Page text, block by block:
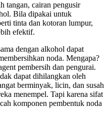
tangan, cairan pengusir
Bila dipakai untuk
tinta dan kotoran lumpur,
efektif.
dengan alkohol dapat
noda. Mengapa?
pembersih dan pengurai.
dapat dihilangkan oleh
berminyak, licin, dan susah
menempel. Tapi karena sifat
komponen pembentuk noda